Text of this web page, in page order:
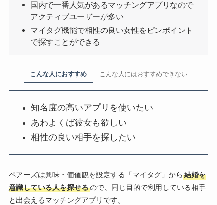
国内で一番人気があるマッチングアプリなので
アクティブユーザーが多い
マイタグ機能で相性の良い女性をピンポイント
で探すことができる
こんな人におすすめ こんな人にはおすすめできない
知名度の高いアプリを使いたい
あわよくば彼女も欲しい
相性の良い相手を探したい
ペアーズは興味・価値観を設定する「マイタグ」から 結婚を
意識している人を探せるので、同じ目的で利用している相手
と出会えるマッチングアプリです。